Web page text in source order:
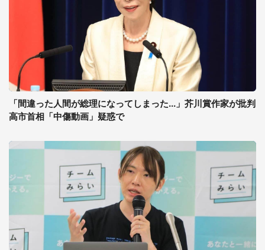
「間違った人間が総理になってしまった...」芥川賞作家が批判
高市首相「中傷動画」疑惑で